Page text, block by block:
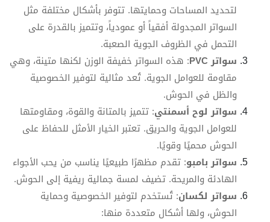
لتحديد المساحات وحمايتها. تتوفر بأشكال مختلفة مثل
السواتر المجدولة أفقياً أو عمودياً، وتتميز بالقدرة على
التحمل في الظروف الجوية الصعبة.
سواتر PVC
: هذه السواتر خفيفة الوزن لكنها متينة، وهي
مقاومة للعوامل الجوية. تُعد مثالية لتوفير الخصوصية
والظل في الحوش.
سواتر لوح أسمنتي: تتميز بالمتانة والقوة، ومقاومتها
للعوامل الجوية والحريق. تعتبر الخيار الأمثل للحفاظ على
الحوش محميًا وقويًا.
سواتر بامبو: تقدم مظهرًا طبيعيًا يناسب من يحب الأجواء
الهادئة والمريحة. تضيف لمسة جمالية ريفية إلى الحوش.
سواتر لكسان: تُستخدم لتوفير الخصوصية وحماية
الحوش، ولها أشكال متعددة منها: